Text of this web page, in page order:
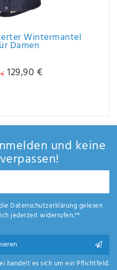
Wintermantel
Damen
129,90 €
und keine
Daten­schutz­erklärunggelesen
jederzeit widerrufen.**
handelt es sich um ein Pflichtfeld.